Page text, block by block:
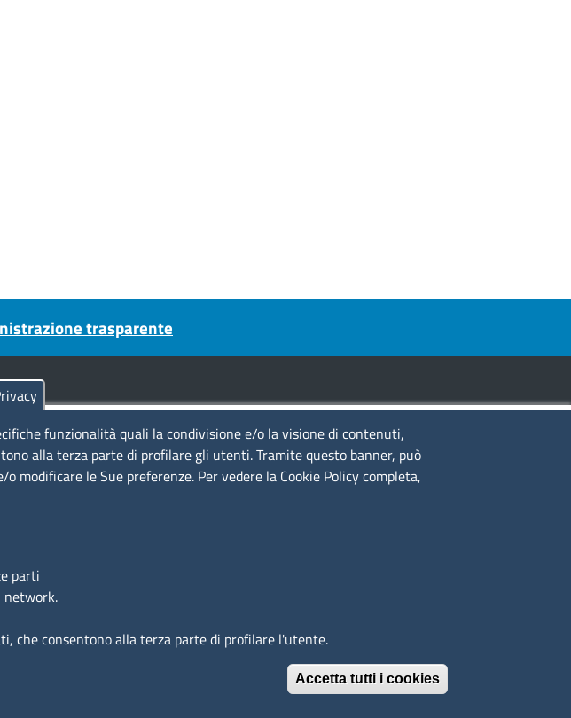
trasparente
02957560598
Seguici su
funzionalità quali la condivisione e/o la visione di contenuti,
alla terza parte di profilare gli utenti. Tramite questo banner, può
modificare le Sue preferenze. Per vedere la Cookie Policy completa,
parti
network.
che consentono alla terza parte di profilare l'utente.
Accetta tutti i cookies